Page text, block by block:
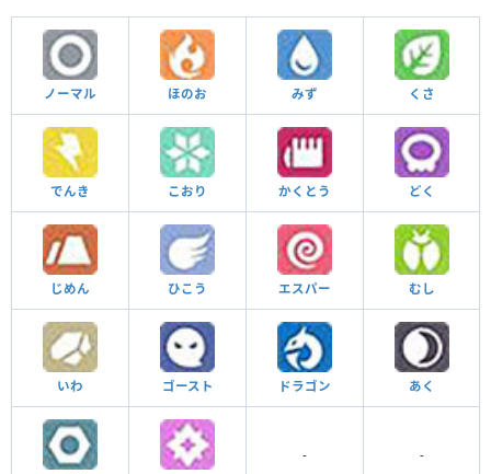
ノーマル ほのお みず くさ
でんき こおり かくとう どく
じめん ひこう エスパー むし
いわ ゴースト ドラゴン あく
- -